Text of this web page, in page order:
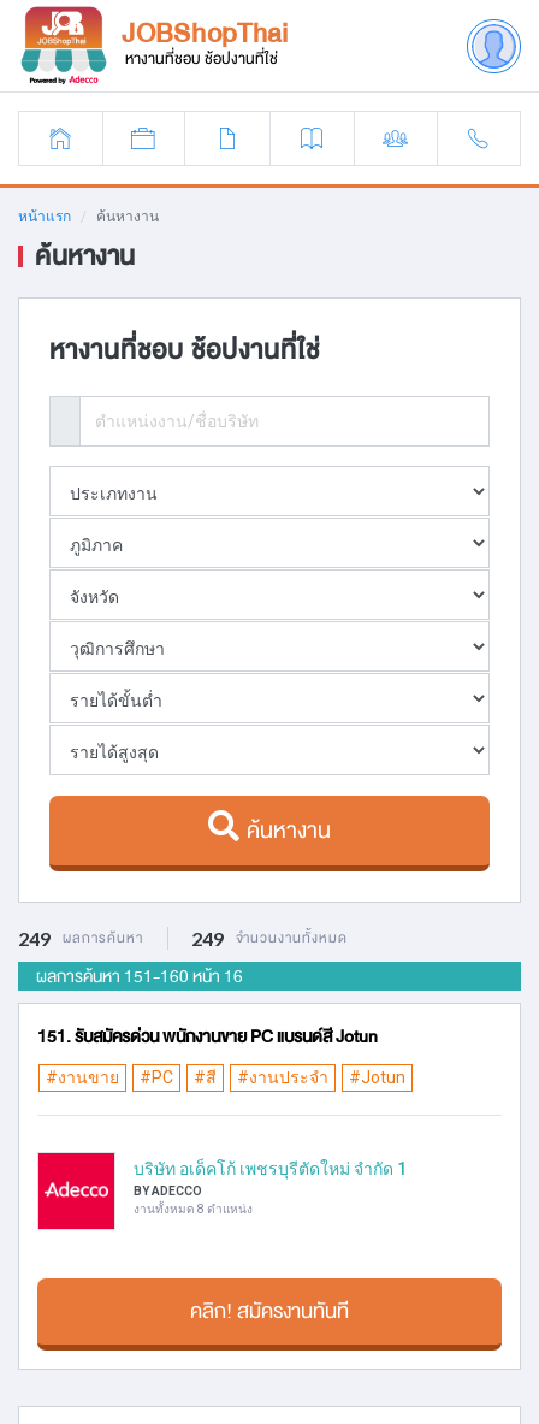
JOBShopThai
หางานที่ชอบ ช้อปงานที่ใช่
หน้าแรก ค้นหางาน
ค้นหางาน
หางานที่ชอบ ช้อปงานที่ใช่
ค้นหางาน
249 ผลการค้นหา 249 จำนวนงานทั้งหมด
ผลการค้นหา 151-160 หน้า 16
151. รับสมัครด่วน พนักงานขาย PC แบรนด์สี Jotun
#งานขาย #PC #สี #งานประจำ #Jotun
บริษัท อเด็คโก้ เพชรบุรีตัดใหม่ จำกัด 1
BY ADECCO
งานทั้งหมด 8 ตำแหน่ง
คลิก! สมัครงานทันที